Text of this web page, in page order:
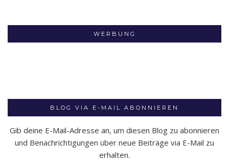
WERBUNG
BLOG VIA E-MAIL ABONNIEREN
Gib deine E-Mail-Adresse an, um diesen Blog zu abonnieren
und Benachrichtigungen über neue Beiträge via E-Mail zu
erhalten.